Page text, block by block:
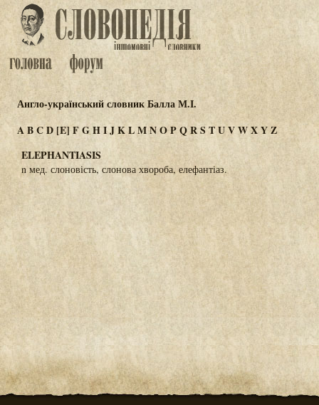
Англо-український словник Балла М.І.
ABCD[E] FGHIJKLMNOPQRSTUVWXYZ
ELEPHANTIASIS
n мед. слоновість, слонова хвороба, елефантіаз.